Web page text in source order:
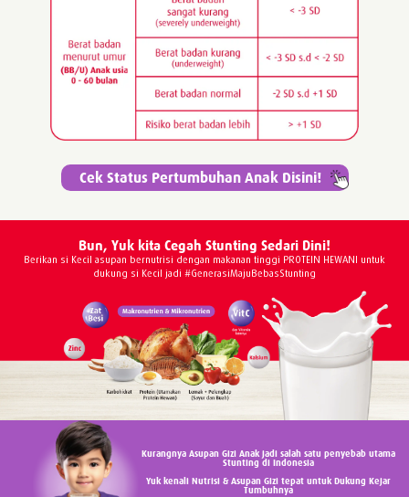
Cek Status Pertumbuhan Anak Disini!
Bun, Yuk kita Cegah Stunting Sedari Dini!
Berikan si Kecil asupan bernutrisi dengan makanan tinggi PROTEIN HEWANI untuk
dukung si Kecil jadi #GenerasiMajuBebasStunting
Kurangnya Asupan Gizi Anak jadi salah satu penyebab utama
Stunting di Indonesia
Yuk kenali Nutrisi & Asupan Gizi tepat untuk Dukung Kejar
Tumbuhnya